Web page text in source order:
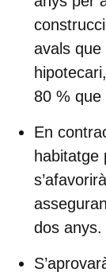
avals
80 % que
En
habitatge
dos anys.